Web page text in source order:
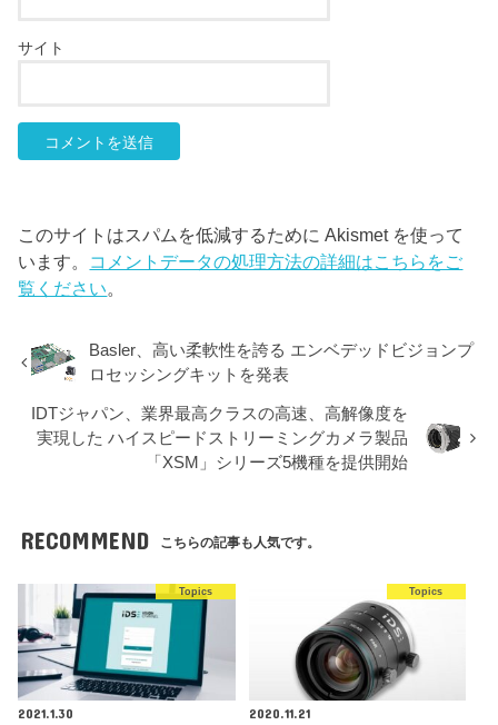
サイト
このサイトはスパムを低減するために Akismet を使って
います。 コメントデータの処理方法の詳細はこちらをご
覧ください。
Basler、高い柔軟性を誇る エンベデッドビジョンプ
ロセッシングキットを発表
IDTジャパン、業界最高クラスの高速、高解像度を
実現した ハイスピードストリーミングカメラ製品
「XSM」シリーズ5機種を提供開始
RECOMMEND こちらの記事も人気です。
Topics
2021.1.30
Topics
2020.11.21